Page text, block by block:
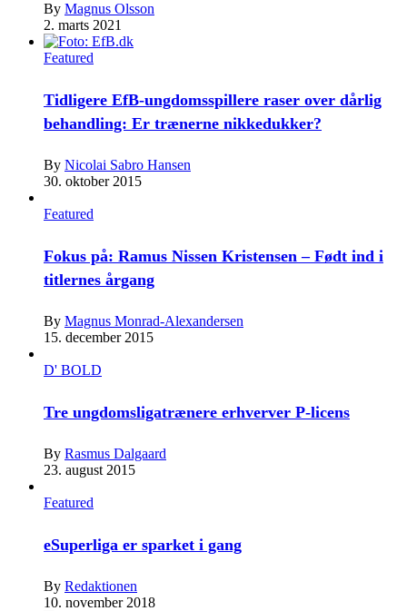
By Magnus Olsson
2. marts 2021
Featured
Tidligere EfB-ungdomsspillere raser over dårlig
behandling: Er trænerne nikkedukker?
By Nicolai Sabro Hansen
30. oktober 2015
Featured
Fokus på: Ramus Nissen Kristensen – Født ind i
titlernes årgang
By Magnus Monrad-Alexandersen
15. december 2015
D' BOLD
Tre ungdomsligatrænere erhverver P-licens
By Rasmus Dalgaard
23. august 2015
Featured
eSuperliga er sparket i gang
By Redaktionen
10. november 2018